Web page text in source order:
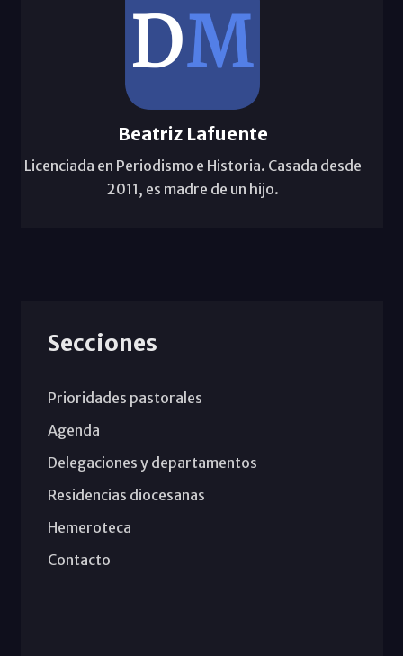
Beatriz Lafuente
Licenciada en Periodismo e Historia. Casada desde
2011, es madre de un hijo.
Secciones
Prioridades pastorales
Agenda
Delegaciones y departamentos
Residencias diocesanas
Hemeroteca
Contacto